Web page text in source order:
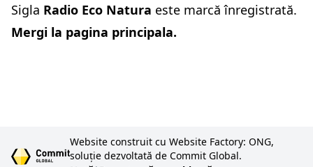
Sigla Radio Eco Natura este marcă înregistrată.
Mergi la pagina principala.
Website construit cu Website Factory: ONG,
soluție dezvoltată de Commit Global.